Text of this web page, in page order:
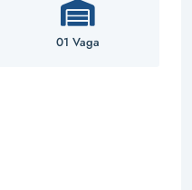
01 Vaga